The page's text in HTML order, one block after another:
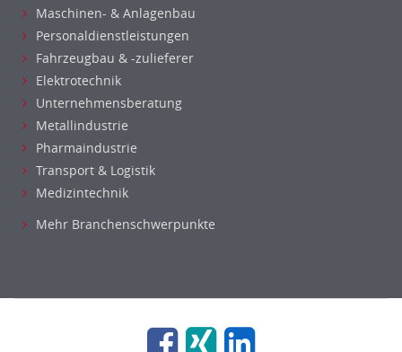
Maschinen- & Anlagenbau
Personaldienstleistungen
Fahrzeugbau & -zulieferer
Elektrotechnik
Unternehmensberatung
Metallindustrie
Pharmaindustrie
Transport & Logistik
Medizintechnik
Mehr Branchenschwerpunkte